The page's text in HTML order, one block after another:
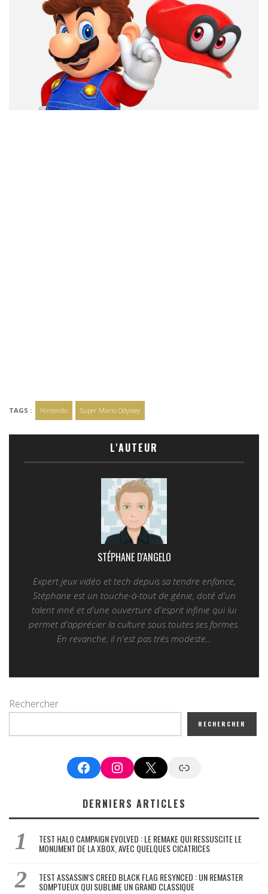
TAGS : Nintendo Super Mario Odyssey
L'AUTEUR
STÉPHANE D'ANGELO
Expert jeux vidéo et tech depuis sa tendre enfance,
Stéphane est un touche-à-tout de génie, doté d'un
talent inné et d'une ouverture d'esprit infinie qui lui
permet d'apprécier la culture sous toutes ses formes.
En revanche, il n'est pas très modeste...
Rechercher
RECHERCHER
FacebookInstagram
X Google News
DERNIERS ARTICLES
TEST HALO CAMPAIGN EVOLVED : LE REMAKE QUI RESSUSCITE LE
MONUMENT DE LA XBOX, AVEC QUELQUES CICATRICES
TEST ASSASSIN’S CREED BLACK FLAG RESYNCED : UN REMASTER
SOMPTUEUX QUI SUBLIME UN GRAND CLASSIQUE